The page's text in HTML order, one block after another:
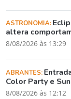
ASTRONOMIA:
altera
8/08/2026 às 13:29
ABRANTES:
Color Party e
8/08/2026 às 12:12